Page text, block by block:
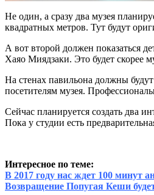
Не один, а сразу два музея
квадратных метров. Тут будут
А вот второй должен показаться
Хаяо Миядзаки. Это будет скорее
На стенах павильона должны
посетителям музея.
Сейчас планируется создать два
Пока у студии есть
Интересное по теме:
В 2017 году нас ждет 100 минут
Возвращение Попугая Кеши